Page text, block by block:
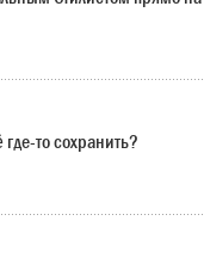
то сохранить?